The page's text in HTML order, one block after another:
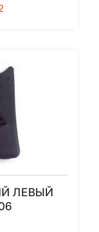
ЛЕВЫЙ